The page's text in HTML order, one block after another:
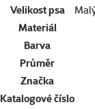
Velikost psa
Materiál
Barva
Průměr
Značka
Katalogové číslo